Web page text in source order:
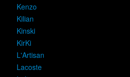
Kenzo
Kilian
Kinski
KirKi
L'Artisan
Lacoste